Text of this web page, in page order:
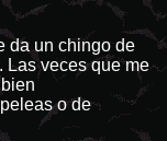
da un chingo de
Las veces que me
o de